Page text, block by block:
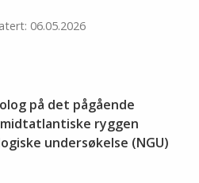
06.05.2026
på det pågående
ryggen
undersøkelse (NGU)